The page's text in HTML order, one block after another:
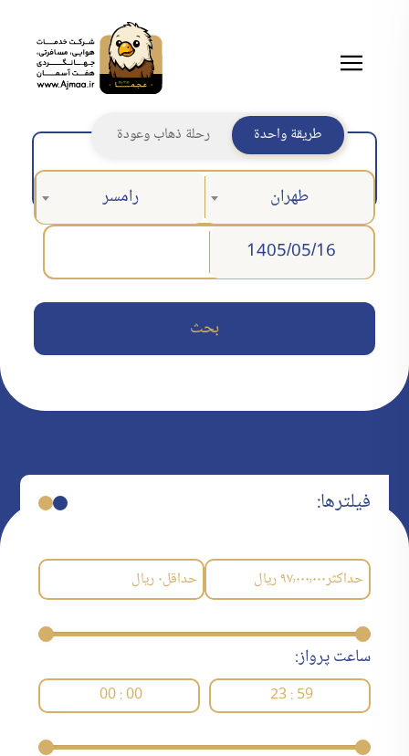
طريقة واحدة رحلة ذهاب وعودة
طهران رامسر
بحث
فیلترها:
حداکثر۹۷٬۰۰۰٬۰۰۰ریال حداقل۰ریال
ساعت پرواز:
23 : 59
00 : 00